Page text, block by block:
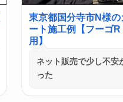
東京都国分寺市N様の
ート施工例【フーゴR
用】
ネット販売で少し不安
った